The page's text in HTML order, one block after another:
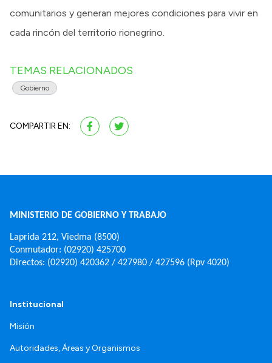
comunitarios y generan mejores condiciones para vivir en
cada rincón del territorio rionegrino.
TEMAS RELACIONADOS
Gobierno
COMPARTIR EN:
MINISTERIO DE GOBIERNO Y TRABAJO
Laprida 212, Viedma (8500)
Conmutador: (02920) 425700
Directos: (02920) 420362 / 427980 / 427596 (Rpv 4020)
Institucional
Misión
Autoridades, Áreas y Organismos